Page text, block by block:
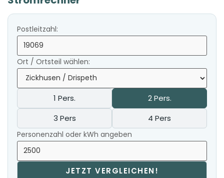
Postleitzahl:
Ort / Ortsteil wählen:
1 Pers.
2 Pers.
3 Pers
4 Pers
Personenzahl oder kWh angeben
JETZT VERGLEICHEN!